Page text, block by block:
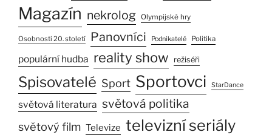
Magazín nekrolog Olympijské hry
Osobnosti 20. století Panovníci Podnikatelé Politika
populární hudba reality show režiséři
Spisovatelé Sport Sportovci StarDance
světová literatura světová politika
světový film Televize televizní seriály